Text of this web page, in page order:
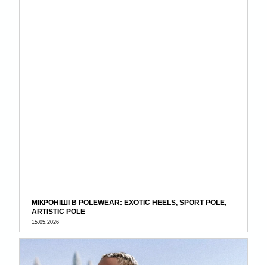
МІКРОНІШІ В POLEWEAR: EXOTIC HEELS, SPORT POLE,
ARTISTIC POLE
15.05.2026